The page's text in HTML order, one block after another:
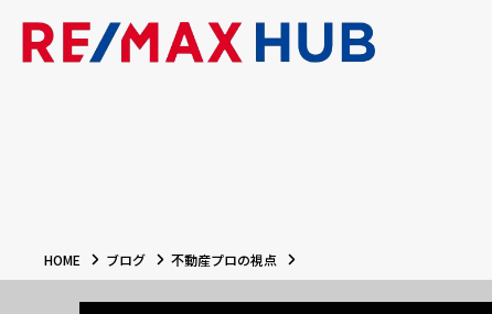
HOME ブログ 不動産プロの視点